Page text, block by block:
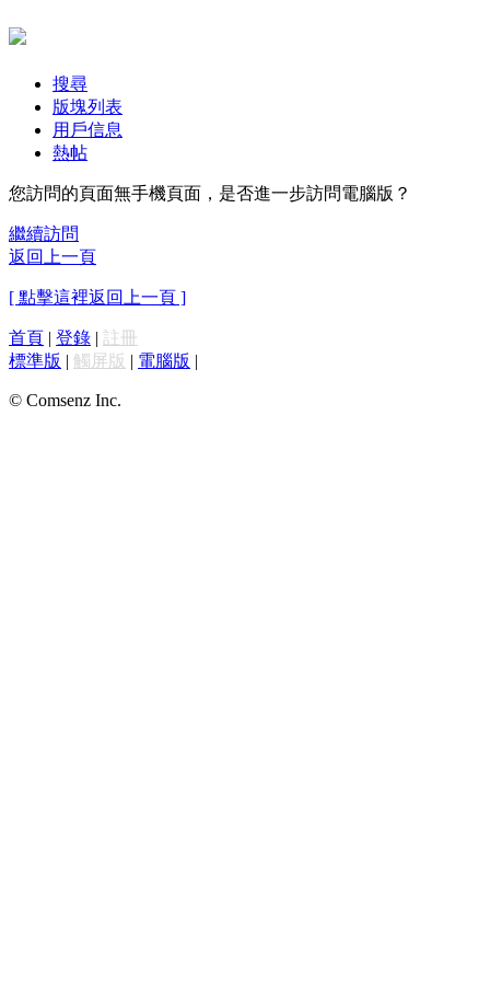
搜尋
版塊列表
用戶信息
熱帖
您訪問的頁面無手機頁面，是否進一步訪問電腦版？
繼續訪問
返回上一頁
[ 點擊這裡返回上一頁 ]
首頁 | 登錄 | 註冊
標準版 | 觸屏版 | 電腦版 |
© Comsenz Inc.